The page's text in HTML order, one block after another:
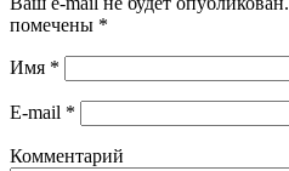
помечены *
Имя *
E-mail *
Комментарий